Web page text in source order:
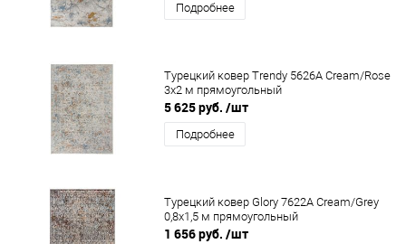
Подробнее
Турецкий ковер Trendy 5626A Cream/Rose
3x2 м прямоугольный
5 625 руб. /шт
Подробнее
Турецкий ковер Glory 7622A Cream/Grey
0,8x1,5 м прямоугольный
1 656 руб. /шт